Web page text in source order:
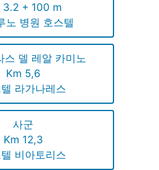
3.2 + 100 m
노 병원 호스텔
스 델 레알 카미노
Km 5,6
라가나레스
사군
Km 12,3
비아토리스